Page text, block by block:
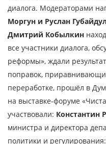
диалога. Модераторами
Моргун и Руслан
Дмитрий Кобылкин
все участники диалога,
реформы», ждали
поправок,
переработке, прошёл в
на выставке-форуме
участвовали: Константин
министра и директора
политики и регулирования: